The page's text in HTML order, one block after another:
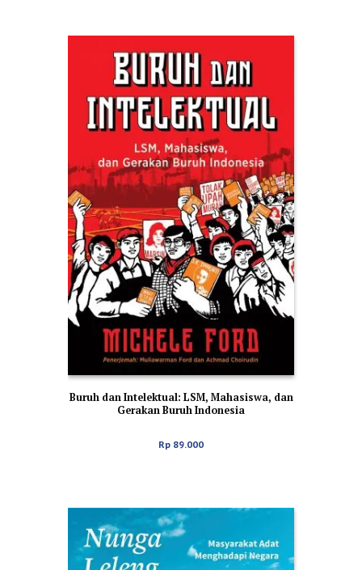
Buruh dan Intelektual: LSM, Mahasiswa, dan
Gerakan Buruh Indonesia
Rp 89.000